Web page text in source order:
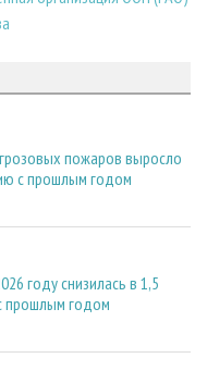
пожаров выросло
с прошлым годом
году снизилась в 1,5
прошлым годом